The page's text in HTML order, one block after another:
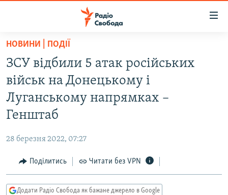
Перейти
основного
матеріалу
Перейти
до
основної
Перейти
пошуку
РАДІО СВОБОДА – 70 РОКІВ
ВСЕ ЗА ДОБУ
СТАТТІ
СУСПІЛЬСТВО
КУЛЬТУРА
СПОРТ
ВІЙНА
ДОНБАС.РЕАЛІЇ
КРИМ.РЕАЛІЇ
ТИ ЯК?
НОВИНИ | ПОДІЇ
ЗСУ відбили 5 атак російських
військ на Донецькому і
Луганському напрямках –
Генштаб
28 березня 2022, 07:27
Поділитись Читати без VPN
Додати Радіо Свобода як бажане джерело в Google